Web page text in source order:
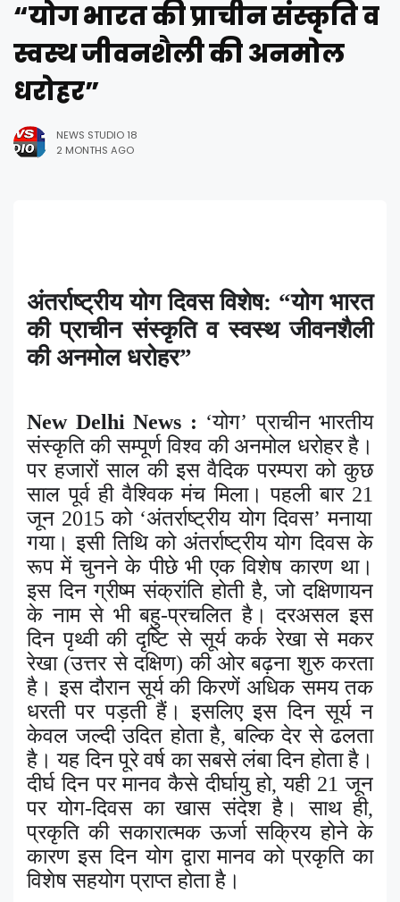
“योग भारत की प्राचीन संस्कृति व
स्वस्थ जीवनशैली की अनमोल
धरोहर”
NEWS STUDIO 18
2 MONTHS AGO
अंतर्राष्ट्रीय योग दिवस विशेष: “योग भारत
की प्राचीन संस्कृति व स्वस्थ जीवनशैली
की अनमोल धरोहर”
New Delhi News : ‘योग’ प्राचीन भारतीय
संस्कृति की सम्पूर्ण विश्व की अनमोल धरोहर है।
पर हजारों साल की इस वैदिक परम्परा को कुछ
साल पूर्व ही वैश्विक मंच मिला। पहली बार 21
जून 2015 को ‘अंतर्राष्ट्रीय योग दिवस’ मनाया
गया। इसी तिथि को अंतर्राष्ट्रीय योग दिवस के
रूप में चुनने के पीछे भी एक विशेष कारण था।
इस दिन ग्रीष्म संक्रांति होती है,जो दक्षिणायन
के नाम से भी बहु-प्रचलित है। दरअसल इस
दिन पृथ्वी की दृष्टि से सूर्य कर्क रेखा से मकर
रेखा (उत्तर से दक्षिण) की ओर बढ़ना शुरु करता
है। इस दौरान सूर्य की किरणें अधिक समय तक
धरती पर पड़ती हैं। इसलिए इस दिन सूर्य न
केवल जल्दी उदित होता है,बल्कि देर से ढलता
है। यह दिन पूरे वर्ष का सबसे लंबा दिन होता है।
दीर्घ दिन पर मानव कैसे दीर्घायु हो,यही 21 जून
पर योग-दिवस का खास संदेश है। साथ ही,
प्रकृति की सकारात्मक ऊर्जा सक्रिय होने के
कारण इस दिन योग द्वारा मानव को प्रकृति का
विशेष सहयोग प्राप्त होता है।